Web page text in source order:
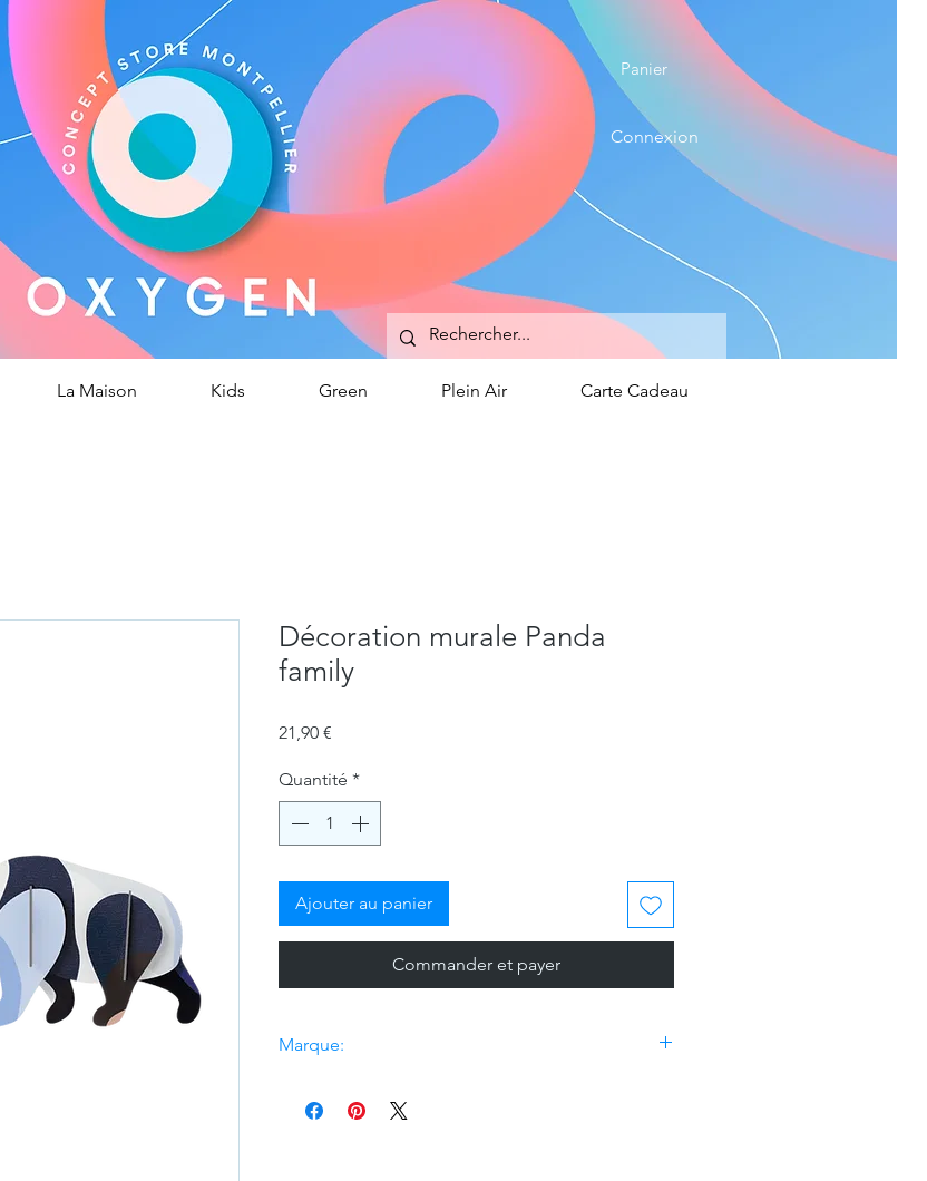
Store /Montpellier
Panier
Connexion
La Maison Kids Green Plein Air Carte Cadeau
Décoration murale Panda
family
21,90 €
Quantité *
Ajouter au panier
Commander et payer
Marque: